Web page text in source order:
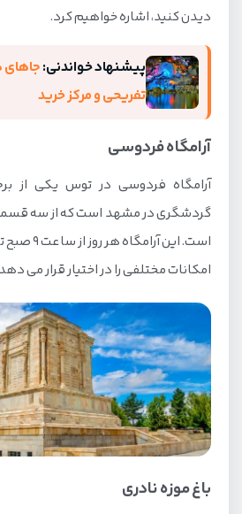
دیدن کنید، اشاره خواهیم کرد.
پیشنهاد خواندنی:جاهای
تفریحی و مرکز خرید
آرامگاه فردوسی
آرامگاه فردوسی در توس یکی از
گردشگری در مشهد است که از سه
امکانات مختلفی را در اختیار قرار می
باغ موزه نادری